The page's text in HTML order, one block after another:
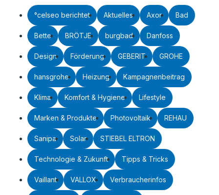
°celseo berichtet Aktuelles Axor Bad
Bette BRÖTJE burgbad Danfoss
Design Förderung GEBERIT GROHE
hansgrohe Heizung Kampagnenbeitrag
Klima Komfort & Hygiene Lifestyle
Marken & Produkte Photovoltaik REHAU
Sanipa Solar STIEBEL ELTRON
Technologie & Zukunft Tipps & Tricks
Vaillant VALLOX Verbraucherinfos